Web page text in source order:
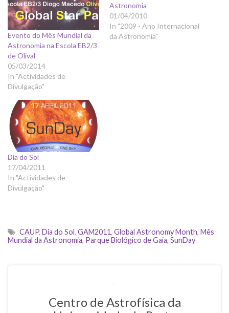
w
w
.
f
a
c
e
b
o
k
c
o
m
/
e
n
Evento do Mês Mundial da
Astronomia na Escola EB2/3
de Olival
05/03/2014
In "Actividades de
Divulgação"
Astronomia
01/04/2010
In "2009 - Ano Internacional
da Astronomia"
Dia do Sol
17/04/2011
In "Actividades de
Divulgação"
CAUP, Dia do Sol, GAM2011, Global Astronomy Month, Mês
Mundial da Astronomia, Parque Biológico de Gaia, SunDay
Centro de Astrofísica da